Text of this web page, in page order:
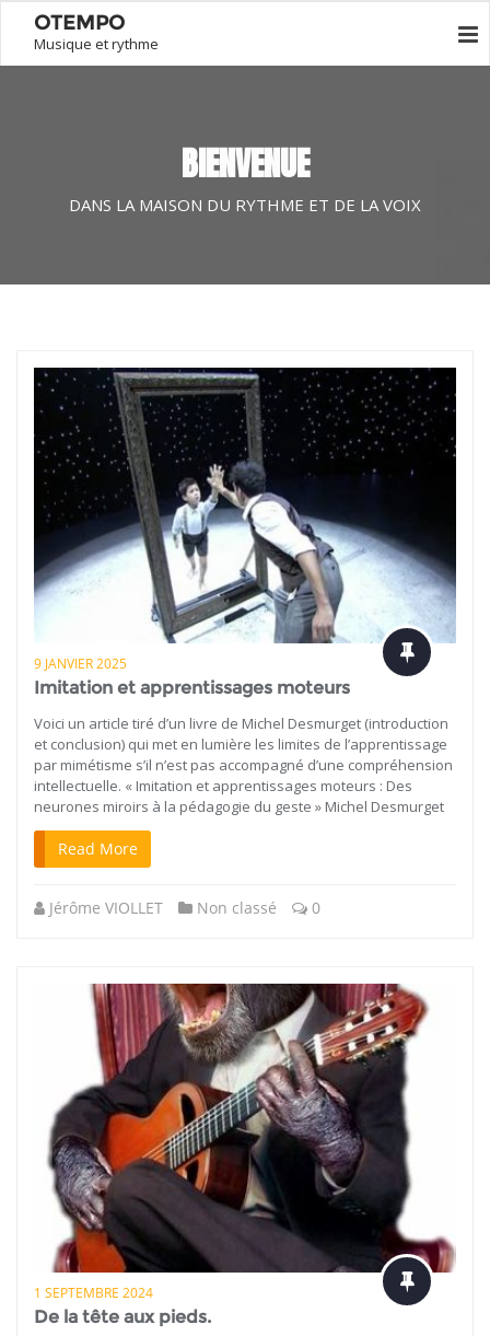
OTEMPO
Musique et rythme
BIENVENUE
DANS LA MAISON DU RYTHME ET DE LA VOIX
9 JANVIER 2025
Imitation et apprentissages moteurs
Voici un article tiré d’un livre de Michel Desmurget (introduction
et conclusion) qui met en lumière les limites de l’apprentissage
par mimétisme s’il n’est pas accompagné d’une compréhension
intellectuelle. « Imitation et apprentissages moteurs : Des
neurones miroirs à la pédagogie du geste » Michel Desmurget
Read More
Jérôme VIOLLET Non classé 0
1 SEPTEMBRE 2024
De la tête aux pieds.